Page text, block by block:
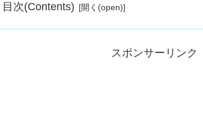
目次(Contents)
スポンサーリンク